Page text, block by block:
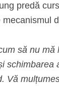
predă
să nu
Vă